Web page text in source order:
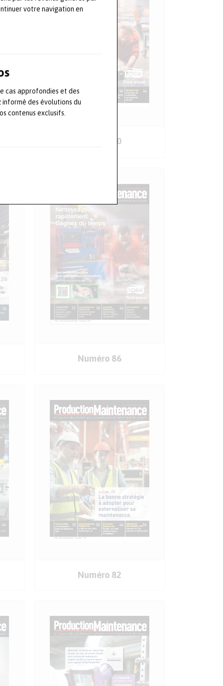
votre navigation en
cas approfondies et des
informé des évolutions du
contenus exclusifs.
Numéro 90
COMMANDER
Numéro 86
COMMANDER
Numéro 82